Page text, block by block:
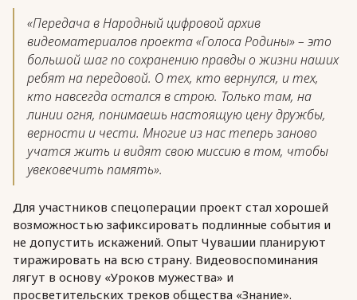
«Передача в Народный цифровой архив
видеоматериалов проекта «Голоса Родины» – это
большой шаг по сохранению правды о жизни наших
ребят на передовой. О тех, кто вернулся, и тех,
кто навсегда остался в строю. Только там, на
линии огня, понимаешь настоящую цену дружбы,
верности и чести. Многие из нас теперь заново
учатся жить и видят свою миссию в том, чтобы
увековечить память».
Для участников спецоперации проект стал хорошей
возможностью зафиксировать подлинные события и
не допустить искажений. Опыт Чувашии планируют
тиражировать на всю страну. Видеовоспоминания
лягут в основу «Уроков мужества» и
просветительских треков общества «Знание».